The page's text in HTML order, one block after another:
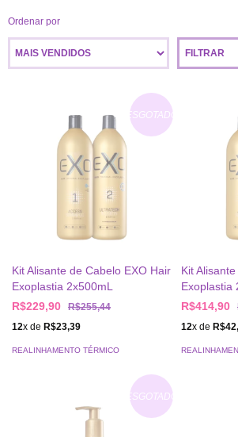
Ordenar por
FILTRAR
ESGOTADO
Kit Alisante de Cabelo EXO Hair
Exoplastia 2x500mL
R$229,90
R$255,44
12x de R$23,39
REALINHAMENTO TÉRMICO
Kit
Exoplastia
R$414,90
12x de
ESGOTADO